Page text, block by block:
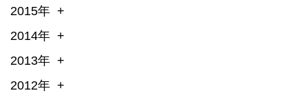
2015年
2014年
2013年
2012年